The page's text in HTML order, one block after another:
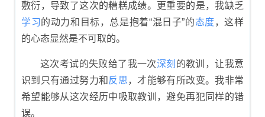
敷衍，导致了这次的糟糕成绩。更重要的是，我缺乏
学习的动力和目标，总是抱着“混日子”的态度，这样
的心态显然是不可取的。
这次考试的失败给了我一次深刻 的教训，让我意
识到只有通过努力和 反思，才能够有所改变。我非常
希望能够从这次经历中吸取教训，避免再犯同样的错
误。